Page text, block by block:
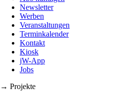
Newsletter
Werben
Veranstaltungen
Terminkalender
Kontakt
Kiosk
jW-App
Jobs
→ Projekte